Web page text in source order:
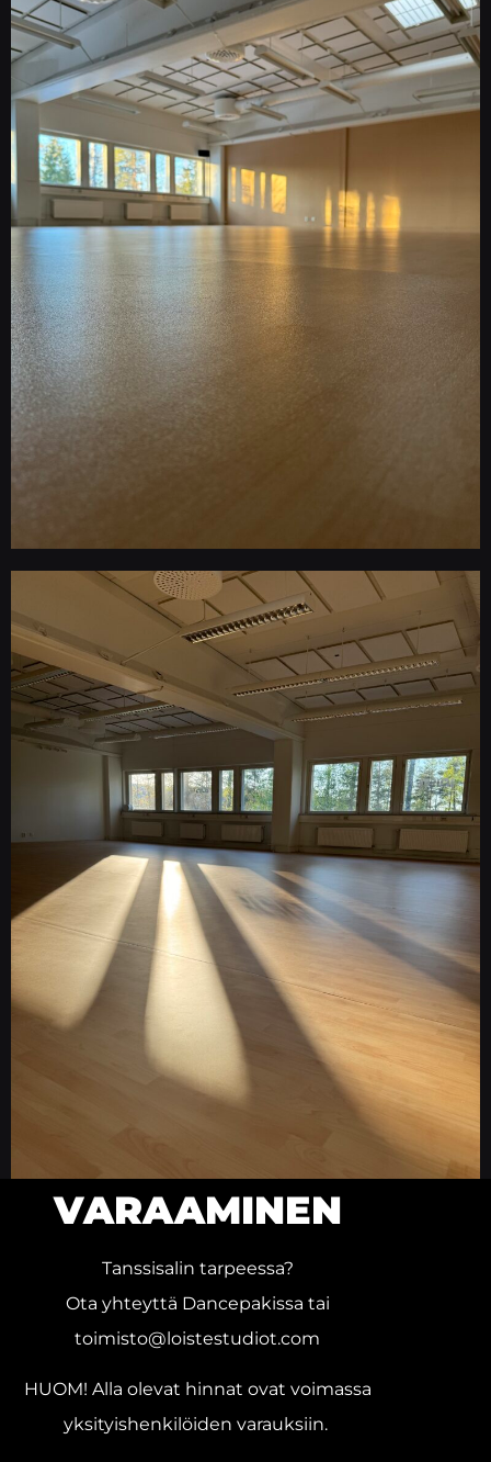
VARAAMINEN
Tanssisalin tarpeessa?
Ota yhteyttä Dancepakissa tai
toimisto@loistestudiot.com
HUOM! Alla olevat hinnat ovat voimassa
yksityishenkilöiden varauksiin.